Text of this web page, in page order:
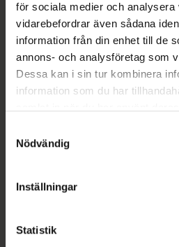
för sociala medier och analysera
vidarebefordrar även sådana
information från din enhet till de
annons- och analysföretag som
Dessa kan i sin tur kombinera
information som du har
återkalla ditt samtycke via
cookieinställningar. Ett
lagligheten av behandling som
Nödvändig
Inställningar
Statistik
smaklökar. Upplev våra
direkt från drömmiga
världen: Innehåller Xylitol.
""Life´s a Beach: Chai Tea
Jämförpris 1,49 kr/ml
EAN:05060917127332